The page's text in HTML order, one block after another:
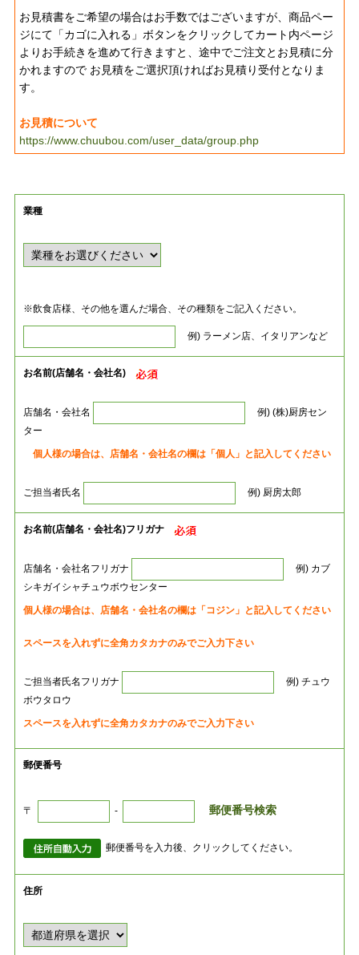
お見積書をご希望の場合はお手数ではございますが、商品ペー
ジにて「カゴに入れる」ボタンをクリックしてカート内ページ
よりお手続きを進めて行きますと、途中でご注文とお見積に分
かれますので お見積をご選択頂ければお見積り受付となりま
す。
お見積について
https://www.chuubou.com/user_data/group.php
業種
※飲食店様、その他を選んだ場合、その種類をご記入ください。
例) ラーメン店、イタリアンなど
お名前(店舗名・会社名)
店舗名・会社名
例) (株)厨房セン
ター
個人様の場合は、店舗名・会社名の欄は「個人」と記入してください
ご担当者氏名 例) 厨房太郎
お名前(店舗名・会社名)フリガナ
店舗名・会社名フリガナ
例) カブ
シキガイシャチュウボウセンター
個人様の場合は、店舗名・会社名の欄は「コジン」と記入してください
スペースを入れずに全角カタカナのみでご入力下さい
ご担当者氏名フリガナ
例) チュウ
ボウタロウ
スペースを入れずに全角カタカナのみでご入力下さい
郵便番号
〒 - 郵便番号検索
郵便番号を入力後、クリックしてください。
住所